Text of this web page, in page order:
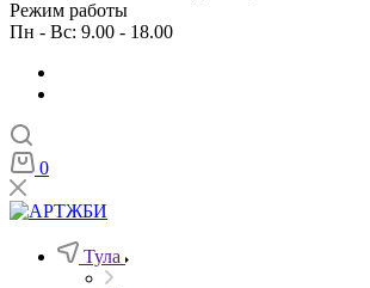
Режим работы
Пн - Вс: 9.00 - 18.00
0
Тула